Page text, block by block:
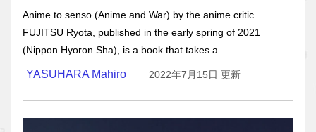
Anime to senso (Anime and War) by the anime critic
FUJITSU Ryota, published in the early spring of 2021
(Nippon Hyoron Sha), is a book that takes a...
YASUHARA Mahiro 2022年7月15日 更新